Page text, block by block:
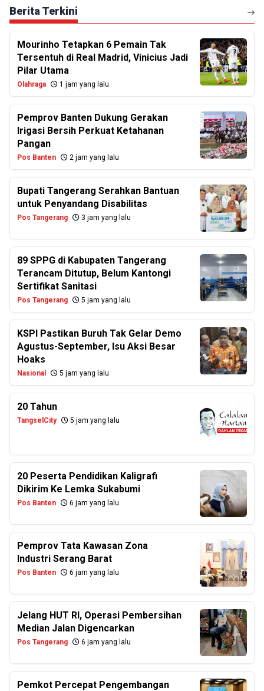
Berita Terkini
Mourinho Tetapkan 6 Pemain Tak
Tersentuh di Real Madrid, Vinicius Jadi
Pilar Utama
Olahraga 1 jam yang lalu
Pemprov Banten Dukung Gerakan
Irigasi Bersih Perkuat Ketahanan
Pangan
Pos Banten 2 jam yang lalu
Bupati Tangerang Serahkan Bantuan
untuk Penyandang Disabilitas
Pos Tangerang 3 jam yang lalu
89 SPPG di Kabupaten Tangerang
Terancam Ditutup, Belum Kantongi
Sertifikat Sanitasi
Pos Tangerang 5 jam yang lalu
KSPI Pastikan Buruh Tak Gelar Demo
Agustus-September, Isu Aksi Besar
Hoaks
Nasional 5 jam yang lalu
20 Tahun
TangselCity 5 jam yang lalu
20 Peserta Pendidikan Kaligrafi
Dikirim Ke Lemka Sukabumi
Pos Banten 6 jam yang lalu
Pemprov Tata Kawasan Zona
Industri Serang Barat
Pos Banten 6 jam yang lalu
Jelang HUT RI, Operasi Pembersihan
Median Jalan Digencarkan
Pos Tangerang 6 jam yang lalu
Pemkot Percepat Pengembangan